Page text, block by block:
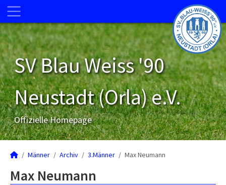
SV Blau Weiss '90
Neustadt (Orla) e.V.
Offizielle Homepage
Männer Archiv 3.Männer Max Neumann
Max Neumann